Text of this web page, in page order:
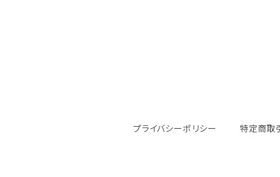
プライバシーポリシー 特定商取